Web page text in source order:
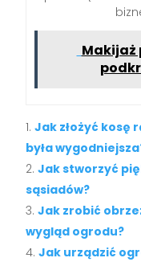
Makijaż
Jak złożyć kosę
była
Jak stworzyć
sąsiadów?
Jak zrobić
wygląd ogrodu?
Jak urządzić